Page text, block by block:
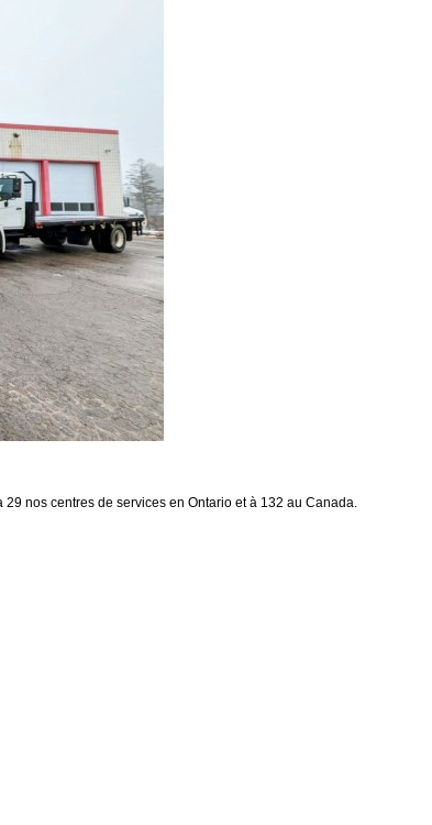
nos centres de services en Ontario et à 132 au Canada.